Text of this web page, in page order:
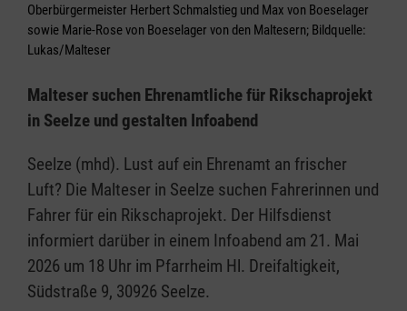
Oberbürgermeister Herbert Schmalstieg und Max von Boeselager
sowie Marie-Rose von Boeselager von den Maltesern; Bildquelle:
Lukas/Malteser
Malteser suchen Ehrenamtliche für Rikschaprojekt
in Seelze und gestalten Infoabend
Seelze (mhd). Lust auf ein Ehrenamt an frischer
Luft? Die Malteser in Seelze suchen Fahrerinnen und
Fahrer für ein Rikschaprojekt. Der Hilfsdienst
informiert darüber in einem Infoabend am 21. Mai
2026 um 18 Uhr im Pfarrheim Hl. Dreifaltigkeit,
Südstraße 9, 30926 Seelze.